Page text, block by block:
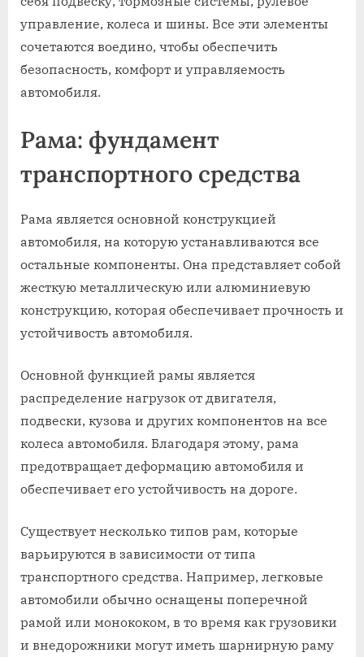
управление, колеса и шины. Все эти элементы
сочетаются воедино, чтобы обеспечить
безопасность, комфорт и управляемость
автомобиля.
Рама: фундамент
транспортного средства
Рама является основной конструкцией
автомобиля, на которую устанавливаются все
остальные компоненты. Она представляет собой
жесткую металлическую или алюминиевую
конструкцию, которая обеспечивает прочность и
устойчивость автомобиля.
Основной функцией рамы является
распределение нагрузок от двигателя,
подвески, кузова и других компонентов на все
колеса автомобиля. Благодаря этому, рама
предотвращает деформацию автомобиля и
обеспечивает его устойчивость на дороге.
Существует несколько типов рам, которые
варьируются в зависимости от типа
транспортного средства. Например, легковые
автомобили обычно оснащены поперечной
рамой или монококом, в то время как грузовики
и внедорожники могут иметь шарнирную раму